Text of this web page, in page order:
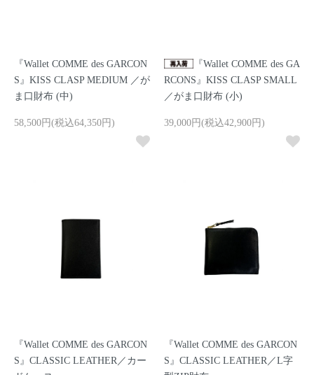
『Wallet COMME des GARCON
S』KISS CLASP MEDIUM ／が
ま口財布 (中)
58,500円(税込64,350円)
『Wallet COMME des GA
RCONS』KISS CLASP SMALL
／がま口財布 (小)
39,000円(税込42,900円)
『Wallet COMME des GARCON
S』CLASSIC LEATHER／カー
『Wallet COMME des GARCON
S』CLASSIC LEATHER／L字